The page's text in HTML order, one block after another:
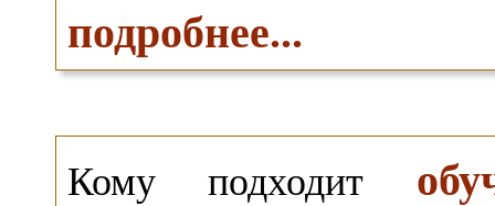
подробнее...
Кому подходит